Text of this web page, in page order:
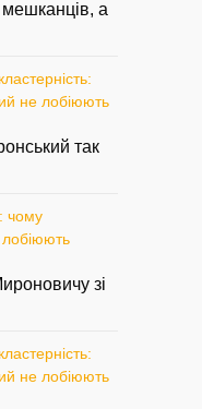
а
не лобіюють
так
чому
лобіюють
зі
не лобіюють